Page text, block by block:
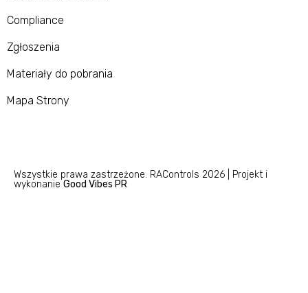
Compliance
Zgłoszenia
Materiały do pobrania
Mapa Strony
Wszystkie prawa zastrzeżone. RAControls 2026 | Projekt i
wykonanie Good Vibes PR